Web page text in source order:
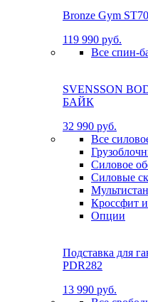
Bronze Gym
119 990 руб.
Все спин-
SVENSSON
БАЙК
32 990 руб.
Все
Силовое
Силовые
Кроссфит
Опции
Подставка для
PDR282
13 990 руб.